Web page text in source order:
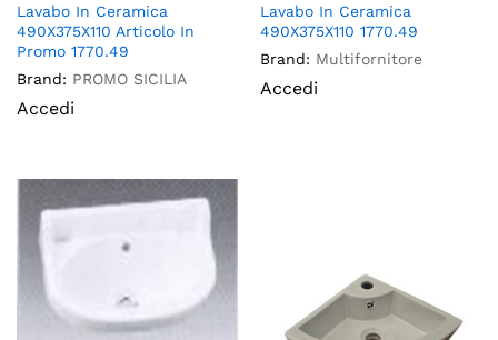
Lavabo In Ceramica
490X375X110 Articolo In
Promo 1770.49
Brand: PROMO SICILIA
Accedi
Lavabo In Ceramica
490X375X110 1770.49
Brand: Multifornitore
Accedi